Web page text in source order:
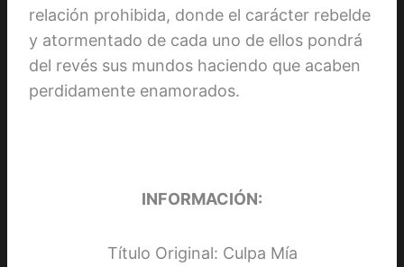
relación prohibida, donde el carácter rebelde
y atormentado de cada uno de ellos pondrá
del revés sus mundos haciendo que acaben
perdidamente enamorados.
INFORMACIÓN:
Título Original: Culpa Mía